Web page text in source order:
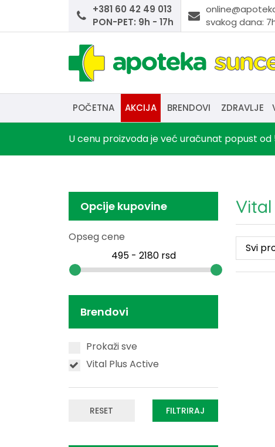
+381 60 42 49 013
PON-PET: 9h - 17h
svakog dana:
POČETNA AKCIJA BRENDOVI ZDRAVLJE
U cenu proizvoda je već uračunat popust od
Opcije kupovine
Opseg cene
Brendovi
Prokaži sve
Vital Plus Active
RESET FILTRIRAJ